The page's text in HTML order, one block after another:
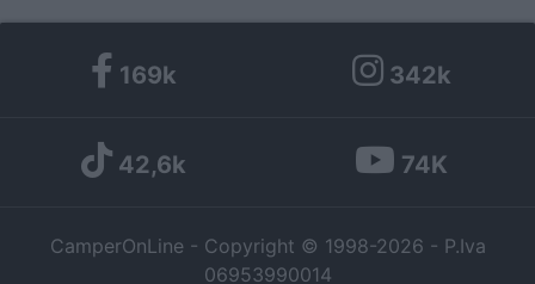
169k 342k
42,6k 74K
CamperOnLine - Copyright © 1998-2026 - P.Iva
06953990014